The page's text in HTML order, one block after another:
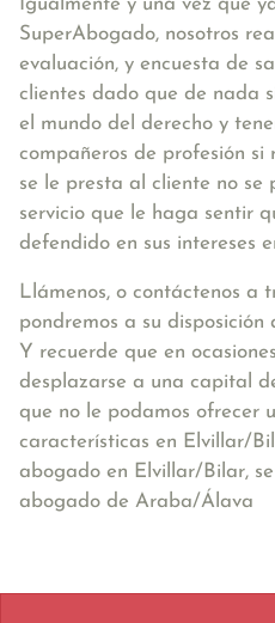
Igualmente y una vez que
SuperAbogado, nosotros
evaluación, y encuesta de
clientes dado que de nada
el mundo del derecho y
compañeros de profesión si
se le presta al cliente no se
servicio que le haga sentir
defendido en sus intereses
Llámenos, o contáctenos a
pondremos a su
Y recuerde que en
desplazarse a una capital
que no le podamos ofrecer
características en Elvillar/
abogado en Elvillar/Bilar,
abogado de Araba/Álava